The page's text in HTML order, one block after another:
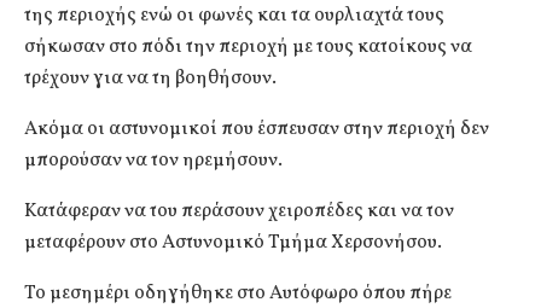
της περιοχής ενώ οι φωνές και τα ουρλιαχτά τους
σήκωσαν στο πόδι την περιοχή με τους κατοίκους να
τρέχουν για να τη βοηθήσουν.
Ακόμα οι αστυνομικοί που έσπευσαν στην περιοχή δεν
μπορούσαν να τον ηρεμήσουν.
Κατάφεραν να του περάσουν χειροπέδες και να τον
μεταφέρουν στο Αστυνομικό Τμήμα Χερσονήσου.
Το μεσημέρι οδηγήθηκε στο Αυτόφωρο όπου πήρε